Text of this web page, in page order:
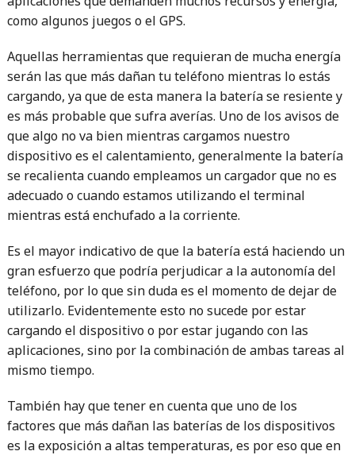
como algunos juegos o el GPS.
Aquellas herramientas que requieran de mucha energía
serán las que más dañan tu teléfono mientras lo estás
cargando, ya que de esta manera la batería se resiente y
es más probable que sufra averías. Uno de los avisos de
que algo no va bien mientras cargamos nuestro
dispositivo es el calentamiento, generalmente la batería
se recalienta cuando empleamos un cargador que no es
adecuado o cuando estamos utilizando el terminal
mientras está enchufado a la corriente.
Es el mayor indicativo de que la batería está haciendo un
gran esfuerzo que podría perjudicar a la autonomía del
teléfono, por lo que sin duda es el momento de dejar de
utilizarlo. Evidentemente esto no sucede por estar
cargando el dispositivo o por estar jugando con las
aplicaciones, sino por la combinación de ambas tareas al
mismo tiempo.
También hay que tener en cuenta que uno de los
factores que más dañan las baterías de los dispositivos
es la exposición a altas temperaturas, es por eso que en